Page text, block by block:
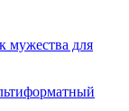
мужества для